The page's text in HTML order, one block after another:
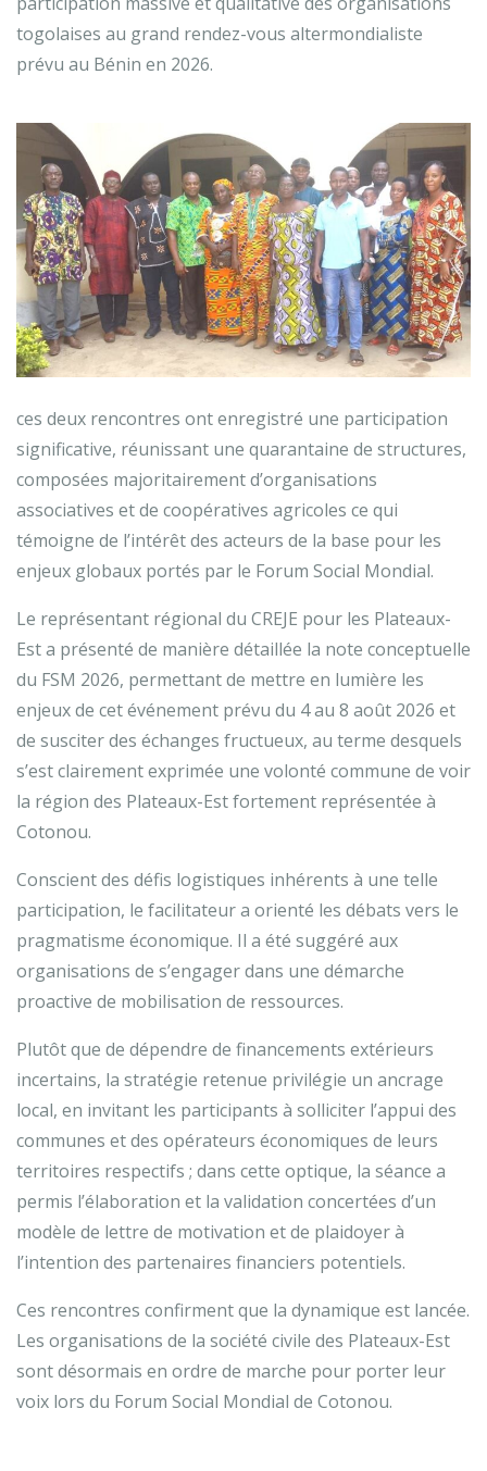
togolaises au grand rendez-vous altermondialiste
prévu au Bénin en 2026.
ces deux rencontres ont enregistré une participation
significative, réunissant une quarantaine de structures,
composées majoritairement d’organisations
associatives et de coopératives agricoles ce qui
témoigne de l’intérêt des acteurs de la base pour les
enjeux globaux portés par le Forum Social Mondial.
Le représentant régional du CREJE pour les Plateaux-
Est a présenté de manière détaillée la note conceptuelle
du FSM 2026, permettant de mettre en lumière les
enjeux de cet événement prévu du 4 au 8 août 2026 et
de susciter des échanges fructueux, au terme desquels
s’est clairement exprimée une volonté commune de voir
la région des Plateaux-Est fortement représentée à
Cotonou.
Conscient des défis logistiques inhérents à une telle
participation, le facilitateur a orienté les débats vers le
pragmatisme économique. Il a été suggéré aux
organisations de s’engager dans une démarche
proactive de mobilisation de ressources.
Plutôt que de dépendre de financements extérieurs
incertains, la stratégie retenue privilégie un ancrage
local, en invitant les participants à solliciter l’appui des
communes et des opérateurs économiques de leurs
territoires respectifs ; dans cette optique, la séance a
permis l’élaboration et la validation concertées d’un
modèle de lettre de motivation et de plaidoyer à
l’intention des partenaires financiers potentiels.
Ces rencontres confirment que la dynamique est lancée.
Les organisations de la société civile des Plateaux-Est
sont désormais en ordre de marche pour porter leur
voix lors du Forum Social Mondial de Cotonou.